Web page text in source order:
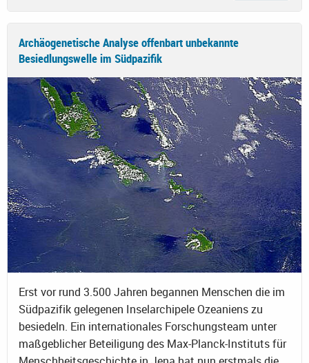
Archäogenetische Analyse offenbart unbekannte
Besiedlungswelle im Südpazifik
Erst vor rund 3.500 Jahren begannen Menschen die im
Südpazifik gelegenen Inselarchipele Ozeaniens zu
besiedeln. Ein internationales Forschungsteam unter
maßgeblicher Beteiligung des Max-Planck-Instituts für